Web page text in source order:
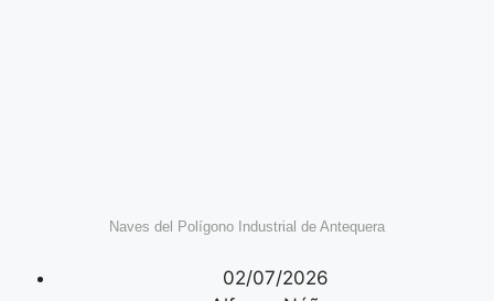
Naves del Polígono Industrial de Antequera
02/07/2026